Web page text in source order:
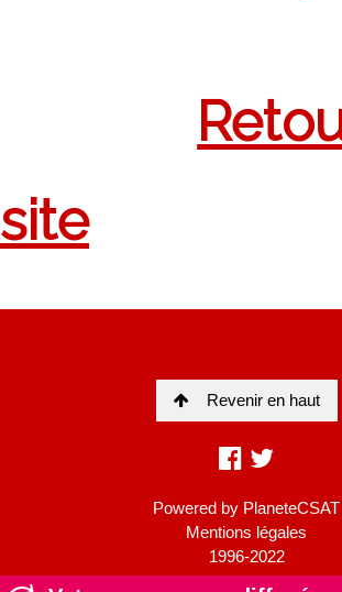
Revenir en haut
Powered by PlaneteCSAT
Mentions légales
1996-2022